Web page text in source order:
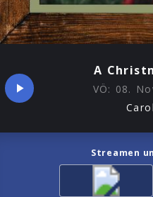
A
VÖ: 08.
Streamen